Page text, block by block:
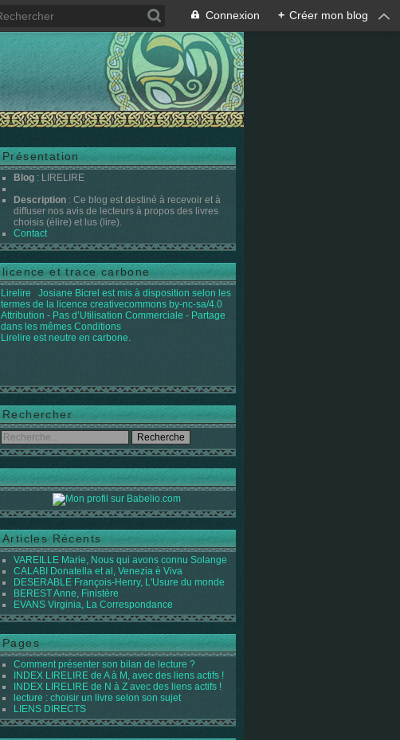
Connexion + Créer mon blog
Présentation
Blog : LIRELIRE
Description : Ce blog est destiné à recevoir et à
diffuser nos avis de lecteurs à propos des livres
choisis (élire) et lus (lire).
Contact
licence et trace carbone
Lirelire Josiane Bicrel est mis à disposition selon les
termes de la licence creativecommons by-nc-sa/4.0
Attribution - Pas d’Utilisation Commerciale - Partage
dans les mêmes Conditions
Lirelire est neutre en carbone.
Rechercher
Articles Récents
VAREILLE Marie, Nous qui avons connu Solange
CALABI Donatella et al, Venezia è Viva
DESERABLE François-Henry, L'Usure du monde
BEREST Anne, Finistère
EVANS Virginia, La Correspondance
Pages
Comment présenter son bilan de lecture ?
INDEX LIRELIRE de A à M, avec des liens actifs !
INDEX LIRELIRE de N à Z avec des liens actifs !
lecture : choisir un livre selon son sujet
LIENS DIRECTS